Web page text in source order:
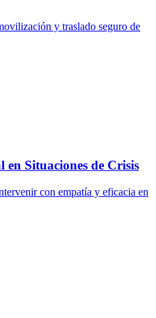
y traslado seguro de
en Situaciones de Crisis
con empatía y eficacia en